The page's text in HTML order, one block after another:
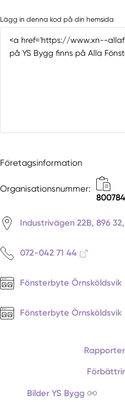
Lägg in denna kod på din hemsida
Företagsinformation
Organisationsnummer:
Industrivägen 22B, 896
072-042 71 44
Fönsterbyte Örnsköldsvik
Fönsterbyte Örnsköldsvik
Bilder YS Bygg